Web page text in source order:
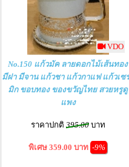
VDO
No.150 แก้วมัค ลายดอกไม้เส้นทอง
มีฝา มีจาน แก้วชา แก้วกาแฟ แก้วเซ
มิก ขอบทอง ของขวัญไทย สวยหรูดู
แพง
ราคาปกติ 395.00บาท
พิเศษ 359.00 บาท -9%